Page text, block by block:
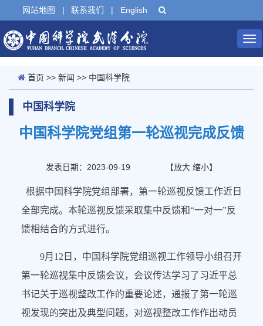
网站地图 | 联系我们 | English
首页 >> 新闻 >> 中国科学院
中国科学院
中国科学院党组第一轮巡视完成反馈
发表日期：2023-09-19 【放大 缩小】
根据中国科学院党组部署，第一轮巡视反馈工作近日
全部完成。本轮巡视反馈采取集中反馈和“一对一”反
馈相结合的方式进行。
9月12日，中国科学院党组巡视工作领导小组召开
第一轮巡视集中反馈会议，会议传达学习了习近平总
书记关于巡视整改工作的重要论述，通报了第一轮巡
视发现的突出及典型问题，对巡视整改工作作出动员